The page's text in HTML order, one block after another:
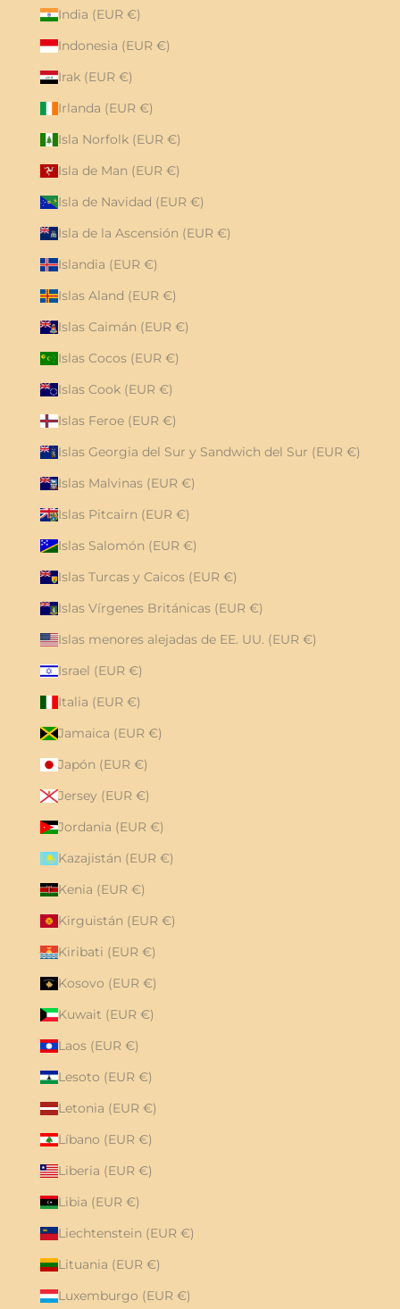
India (EUR €)
Indonesia (EUR €)
Irak (EUR €)
Irlanda (EUR €)
Isla Norfolk (EUR €)
Isla de Man (EUR €)
Isla de Navidad (EUR €)
Isla de la Ascensión (EUR €)
Islandia (EUR €)
Islas Aland (EUR €)
Islas Caimán (EUR €)
Islas Cocos (EUR €)
Islas Cook (EUR €)
Islas Feroe (EUR €)
Islas Georgia del Sur y Sandwich del Sur (EUR €)
Islas Malvinas (EUR €)
Islas Pitcairn (EUR €)
Islas Salomón (EUR €)
Islas Turcas y Caicos (EUR €)
Islas Vírgenes Británicas (EUR €)
Islas menores alejadas de EE. UU. (EUR €)
Israel (EUR €)
Italia (EUR €)
Jamaica (EUR €)
Japón (EUR €)
Jersey (EUR €)
Jordania (EUR €)
Kazajistán (EUR €)
Kenia (EUR €)
Kirguistán (EUR €)
Kiribati (EUR €)
Kosovo (EUR €)
Kuwait (EUR €)
Laos (EUR €)
Lesoto (EUR €)
Letonia (EUR €)
Líbano (EUR €)
Liberia (EUR €)
Libia (EUR €)
Liechtenstein (EUR €)
Lituania (EUR €)
Luxemburgo (EUR €)